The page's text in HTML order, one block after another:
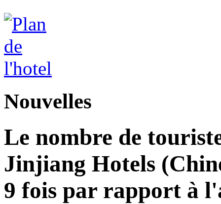
Nouvelles
Le nombre de
Jinjiang Hotels
9 fois par rapport à